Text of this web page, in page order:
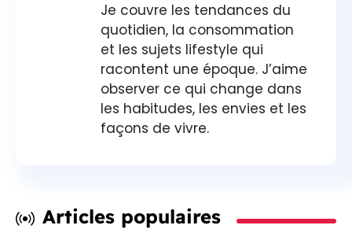
Je couvre les tendances du
quotidien, la consommation
et les sujets lifestyle qui
racontent une époque. J’aime
observer ce qui change dans
les habitudes, les envies et les
façons de vivre.
Articles populaires